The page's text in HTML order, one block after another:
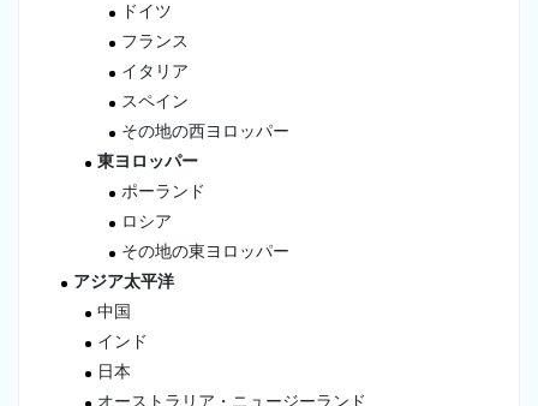
ドイツ
フランス
イタリア
スペイン
その地の西ヨロッパー
東ヨロッパー
ポーランド
ロシア
その地の東ヨロッパー
アジア太平洋
中国
インド
日本
オーストラリア・ニュージーランド